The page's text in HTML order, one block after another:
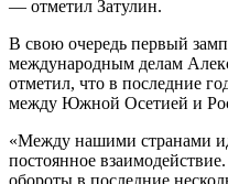
— отметил Затулин.
В свою очередь первый
международным делам
отметил, что в последние
между Южной Осетией и
«Между нашими странами
постоянное
обороты в последние